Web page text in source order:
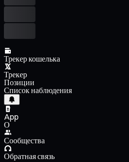
Трекер кошелька
Трекер
Позиции
Список наблюдения
App
О
Сообщества
Обратная связь